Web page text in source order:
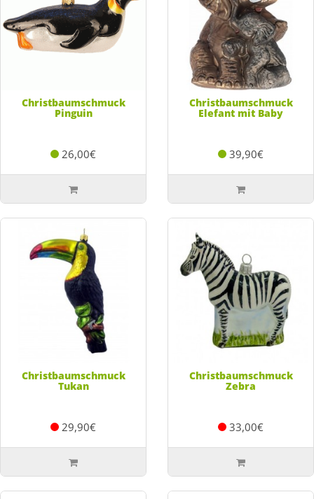
Christbaumschmuck
Pinguin
26,00€
Christbaumschmuck
Elefant mit Baby
39,90€
Christbaumschmuck
Tukan
29,90€
Christbaumschmuck
Zebra
33,00€